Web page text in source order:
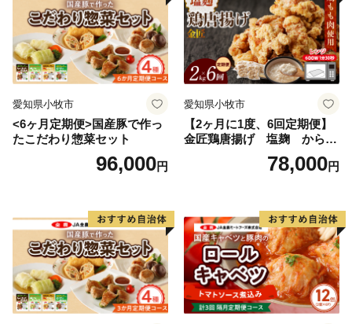
愛知県小牧市
<6ヶ月定期便>国産豚で作っ
たこだわり惣菜セット
96,000円
愛知県小牧市
【2ヶ月に1度、6回定期便】
金匠鶏唐揚げ 塩麹 からあ
78,000円